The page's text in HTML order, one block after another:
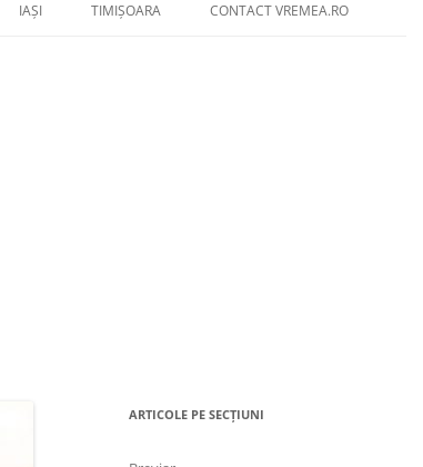
IAȘI TIMIȘOARA CONTACT VREMEA.RO
ARTICOLE PE SECȚIUNI